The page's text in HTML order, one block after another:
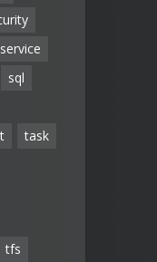
service
sql
task
tfs